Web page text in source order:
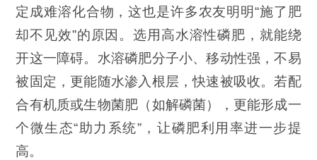
定成难溶化合物，这也是许多农友明明“施了肥
却不见效”的原因。选用高水溶性磷肥，就能绕
开这一障碍。水溶磷肥分子小、移动性强，不易
被固定，更能随水渗入根层，快速被吸收。若配
合有机质或生物菌肥（如解磷菌），更能形成一
个微生态“助力系统”，让磷肥利用率进一步提
高。